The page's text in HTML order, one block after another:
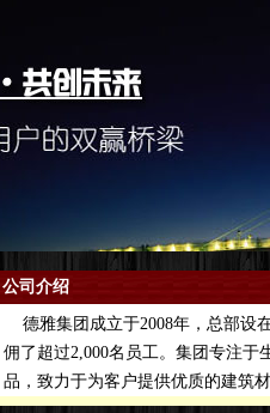
公司介绍
德雅集团成立于2008年，总部设
佣了超过2,000名员工。集团专注
品，致力于为客户提供优质的建筑